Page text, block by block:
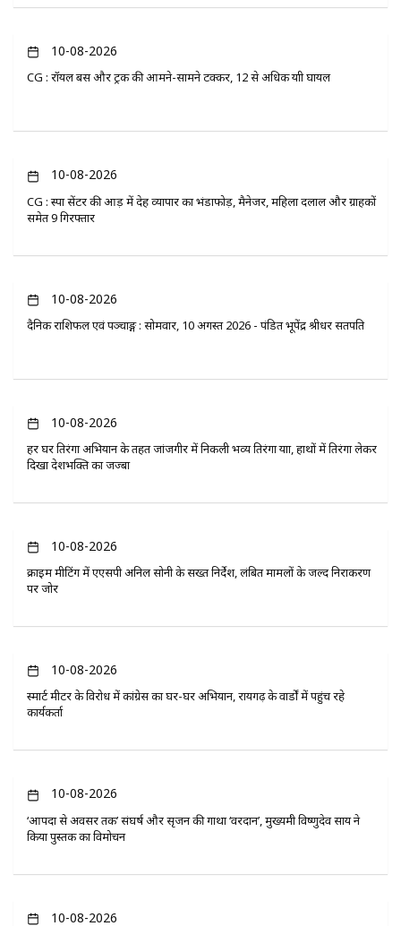
10-08-2026
CG : रॉयल बस और ट्रक की आमने-सामने टक्कर, 12 से अधिक यात्री घायल
10-08-2026
CG : स्पा सेंटर की आड़ में देह व्यापार का भंडाफोड़, मैनेजर, महिला दलाल और ग्राहकों
समेत 9 गिरफ्तार
10-08-2026
दैनिक राशिफल एवं पञ्चाङ्ग : सोमवार, 10 अगस्त 2026 - पंडित भूपेंद्र श्रीधर सतपति
10-08-2026
हर घर तिरंगा अभियान के तहत जांजगीर में निकली भव्य तिरंगा यात्रा, हाथों में तिरंगा लेकर
दिखा देशभक्ति का जज्बा
10-08-2026
क्राइम मीटिंग में एएसपी अनिल सोनी के सख्त निर्देश, लंबित मामलों के जल्द निराकरण
पर जोर
10-08-2026
स्मार्ट मीटर के विरोध में कांग्रेस का घर-घर अभियान, रायगढ़ के वार्डों में पहुंच रहे
कार्यकर्ता
10-08-2026
‘आपदा से अवसर तक’ संघर्ष और सृजन की गाथा ‘वरदान’, मुख्यमंत्री विष्णुदेव साय ने
किया पुस्तक का विमोचन
10-08-2026